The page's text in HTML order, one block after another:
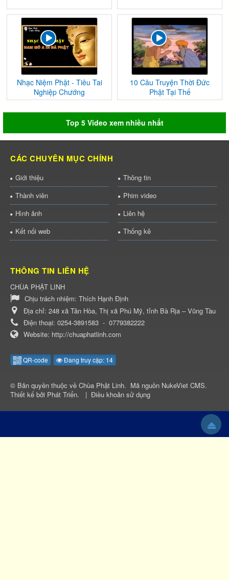
Nhạc Niệm Phật - Tiêu Tai
Nghiệp Chướng
10 Câu Truyện Thời Đức
Phật Tại Thế
Top 5 Video xem nhiều nhất
CÁC CHUYÊN MỤC CHÍNH
Giới thiệu
Thông tin
Thành viên
Phim video
Hình ảnh
Liên hệ
Kết nối web
Thống kê
THÔNG TIN LIÊN HỆ
CHÙA PHẬT LINH
Chịu trách nhiệm: Thích Hạnh Định
Địa chỉ: 248 xã Tân Hòa, Thị xã Phú Mỹ, tỉnh Bà Rịa – Vũng Tàu
Điện thoại: 0254-3891583 - 0779382222
Website: http://chuaphatlinh.com
QR-code Đang truy cập: 14
© Bản quyền thuộc về Chùa Phật Linh. Mã nguồn NukeViet CMS.
Thiết kế bởi Phát Triển. | Điều khoản sử dụng